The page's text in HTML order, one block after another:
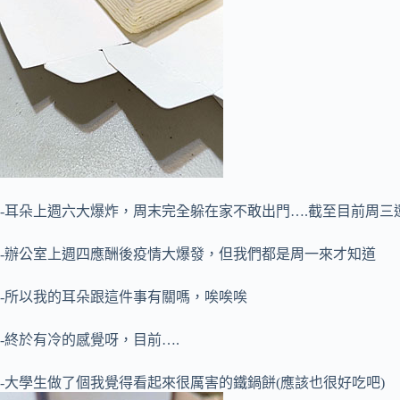
-耳朵上週六大爆炸，周末完全躲在家不敢出門….截至目前周三
-辦公室上週四應酬後疫情大爆發，但我們都是周一來才知道
-所以我的耳朵跟這件事有關嗎，唉唉唉
-終於有冷的感覺呀，目前….
-大學生做了個我覺得看起來很厲害的鐵鍋餅(應該也很好吃吧)